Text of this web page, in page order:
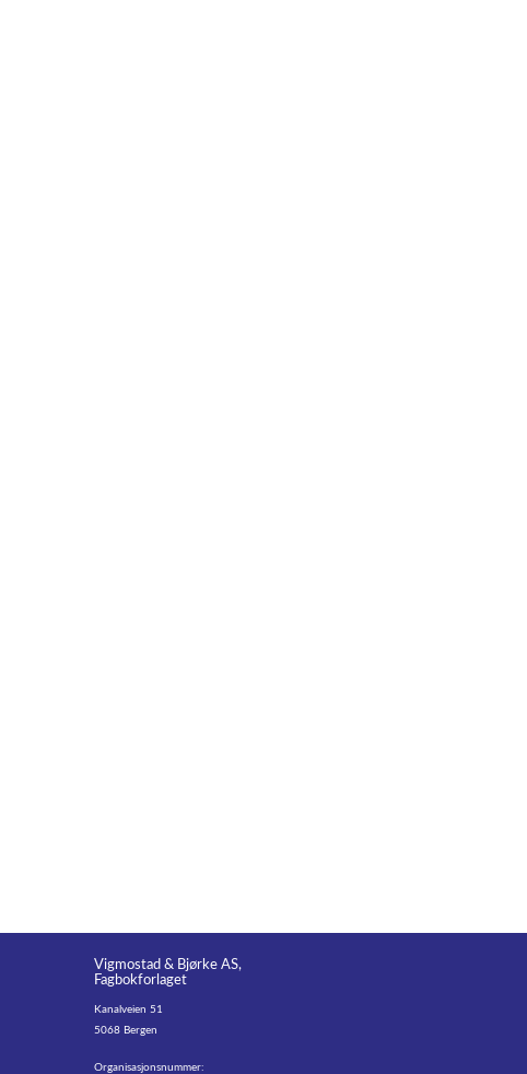
Vigmostad & Bjørke AS,
Fagbokforlaget
Kanalveien 51
5068 Bergen
Organisasjonsnummer: